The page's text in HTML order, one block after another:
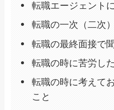
転職エージェント
転職の一次（二次
転職の最終面接で
転職の時に苦労し
転職の時に考えて
こと